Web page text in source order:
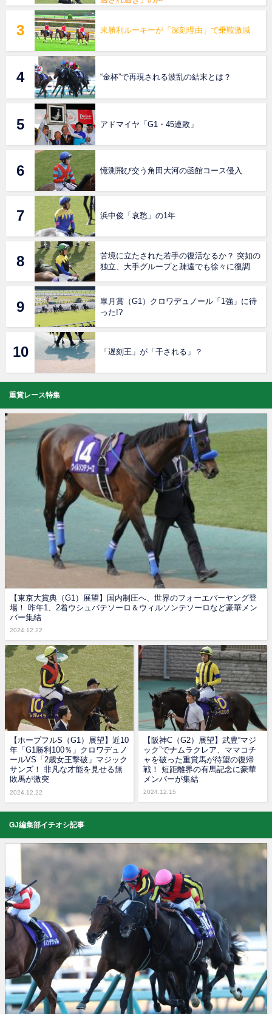
未勝利ルーキーが「深刻理由」で乗鞍激減
“金杯”で再現される波乱の結末とは？
アドマイヤ「G1・45連敗」
憶測飛び交う角田大河の函館コース侵入
浜中俊「哀愁」の1年
苦境に立たされた若手の復活なるか？ 突如の
独立、大手グループと疎遠でも徐々に復調
皐月賞（G1）クロワデュノール「1強」に待
った!?
「遅刻王」が「干される」？
重賞レース特集
【東京大賞典（G1）展望】国内制圧へ、世界のフォーエバーヤング登
場！ 昨年1、2着ウシュバテソーロ＆ウィルソンテソーロなど豪華メン
バー集結
2024.12.22
【ホープフルS（G1）展望】近10
年「G1勝利100％」クロワデュノ
ールVS「2歳女王撃破」マジック
サンズ！ 非凡な才能を見せる無
敗馬が激突
2024.12.22
【阪神C（G2）展望】武豊“マジ
ック”でナムラクレア、ママコチ
ャを破った重賞馬が待望の復帰
戦！ 短距離界の有馬記念に豪華
メンバーが集結
2024.12.15
GJ編集部イチオシ記事